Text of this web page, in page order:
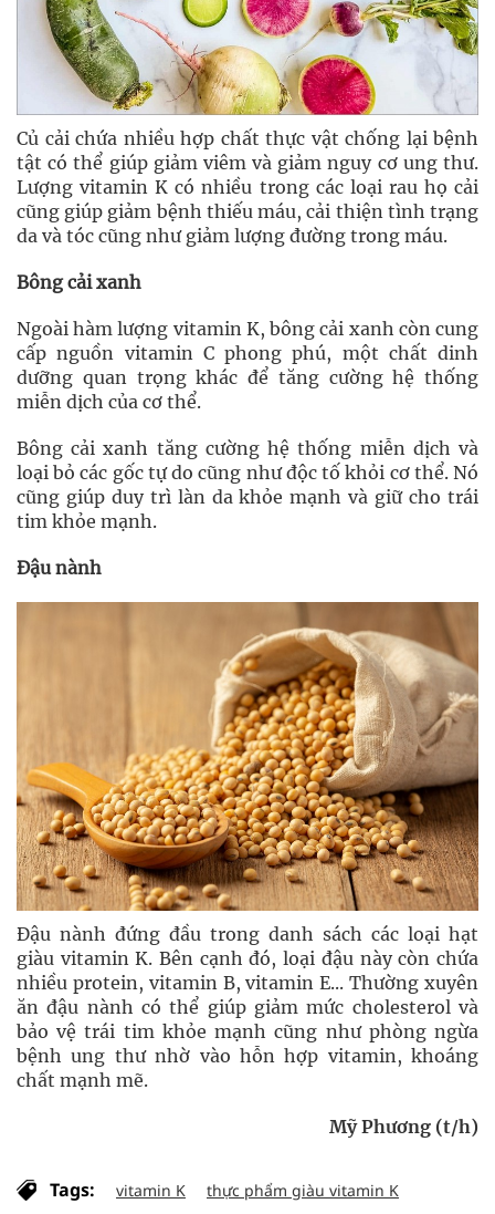
Củ cải chứa nhiều hợp chất thực vật chống lại bệnh
tật có thể giúp giảm viêm và giảm nguy cơ ung thư.
Lượng vitamin K có nhiều trong các loại rau họ cải
cũng giúp giảm bệnh thiếu máu, cải thiện tình trạng
da và tóc cũng như giảm lượng đường trong máu.
Bông cải xanh
Ngoài hàm lượng vitamin K, bông cải xanh còn cung
cấp nguồn vitamin C phong phú, một chất dinh
dưỡng quan trọng khác để tăng cường hệ thống
miễn dịch của cơ thể.
Bông cải xanh tăng cường hệ thống miễn dịch và
loại bỏ các gốc tự do cũng như độc tố khỏi cơ thể. Nó
cũng giúp duy trì làn da khỏe mạnh và giữ cho trái
tim khỏe mạnh.
Đậu nành
Đậu nành đứng đầu trong danh sách các loại hạt
giàu vitamin K. Bên cạnh đó, loại đậu này còn chứa
nhiều protein, vitamin B, vitamin E... Thường xuyên
ăn đậu nành có thể giúp giảm mức cholesterol và
bảo vệ trái tim khỏe mạnh cũng như phòng ngừa
bệnh ung thư nhờ vào hỗn hợp vitamin, khoáng
chất mạnh mẽ.
Mỹ Phương (t/h)
Tags: vitamin K
thực phẩm giàu vitamin K